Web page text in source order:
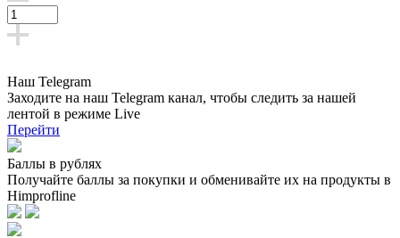
Наш Telegram
Заходите на наш Telegram канал, чтобы следить за нашей
лентой в режиме Live
Перейти
Баллы в рублях
Получайте баллы за покупки и обменивайте их на продукты в
Himprofline